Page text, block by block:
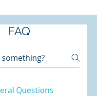
FAQ
Questions